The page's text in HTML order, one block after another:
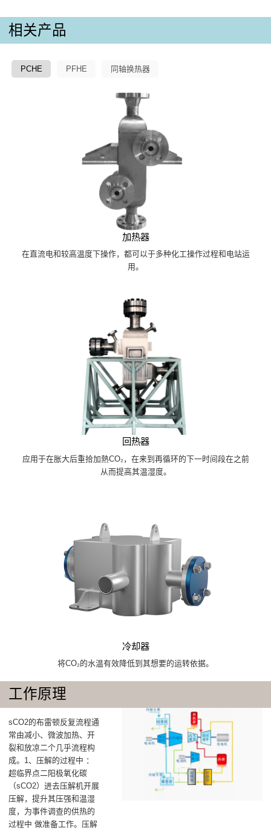
相关产品
PCHE PFHE 同轴换热器
加热器
在直流电和较高温度下操作，都可以于多种化工操作过程和电站运
用。
回热器
应用于在胀大后重拾加熱CO₂，在来到再循环的下一时间段在之前
从而提高其温湿度。
冷却器
将CO₂的水温有效降低到其想要的运转依据。
工作原理
‌sCO2的布雷顿反复流程通
常由减小、微波加热、开
裂和放凉二个几乎流程构
成‌。1、压解的过程中 ‌：
超临界点二阳极氧化碳
（sCO2）进去‌压解机‌开展
压解，提升其压强和温湿
度，为事件调查的供热的
过程中 做准备工作。压解